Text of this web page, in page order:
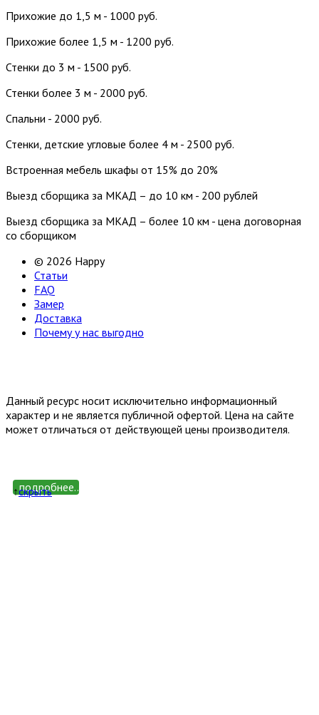
подробнее...
↑cкрыть
Прихожие до 1,5 м - 1000 руб.
Прихожие более 1,5 м - 1200 руб.
Стенки до 3 м - 1500 руб.
Стенки более 3 м - 2000 руб.
Спальни - 2000 руб.
Стенки, детские угловые более 4 м - 2500 руб.
Встроенная мебель шкафы от 15% до 20%
Выезд сборщика за МКАД – до 10 км - 200 рублей
Выезд сборщика за МКАД – более 10 км - цена договорная
со сборщиком
© 2026 Happy
Статьи
FAQ
Замер
Доставка
Почему у нас выгодно
Данный ресурс носит исключительно информационный
характер и не является публичной офертой. Цена на сайте
может отличаться от действующей цены производителя.